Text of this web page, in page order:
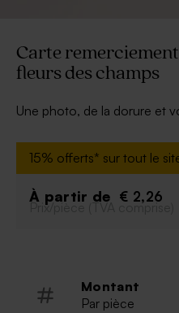
Carte
fleurs des champs
Une photo, de la dorure et
À personnaliser :
Texte et photo
Police et couleur de la
15% offerts* sur tout le
À partir de € 2,26
Prix/pièce (TVA comprise)
Montant
Par pièce